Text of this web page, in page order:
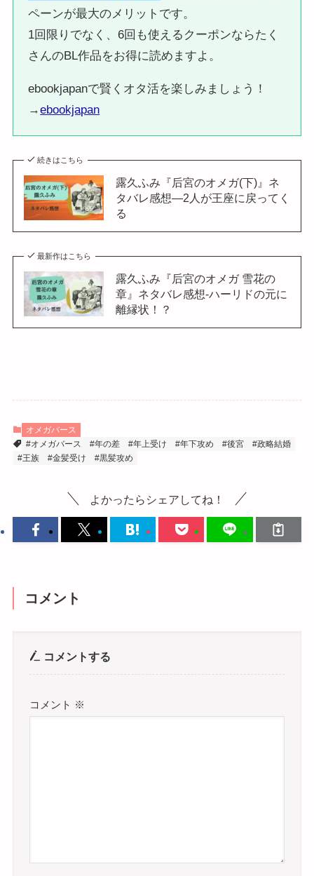
ペーンが最大のメリットです。
1回限りでなく、6回も使えるクーポンならたく
さんのBL作品をお得に読めますよ。
ebookjapanで賢くオタ活を楽しみましょう！
→ebookjapan
続きはこちら
露久ふみ『后宮のオメガ(下)』ネ
タバレ感想―2人が王座に戻ってく
る
最新作はこちら
露久ふみ『后宮のオメガ 雪花の
章』ネタバレ感想-ハーリドの元に
離縁状！？
オメガバース
#オメガバース
#年の差 #年上受け #年下攻め #後宮
#政略結婚
#王族
#金髪受け #黒髪攻め
よかったらシェアしてね！
コメント
コメントする
コメント ※